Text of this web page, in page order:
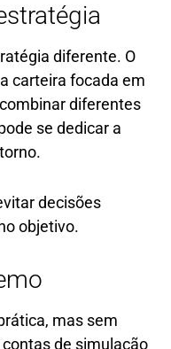
diferente. O
carteira focada em
diferentes
se dedicar a
decisões
objetivo.
mas sem
de simulação